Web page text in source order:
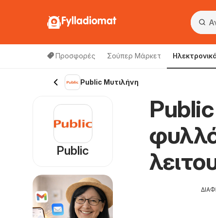
Fylladiomat
Προσφορές Σούπερ Μάρκετ
Public Μυτιλήνη
Public